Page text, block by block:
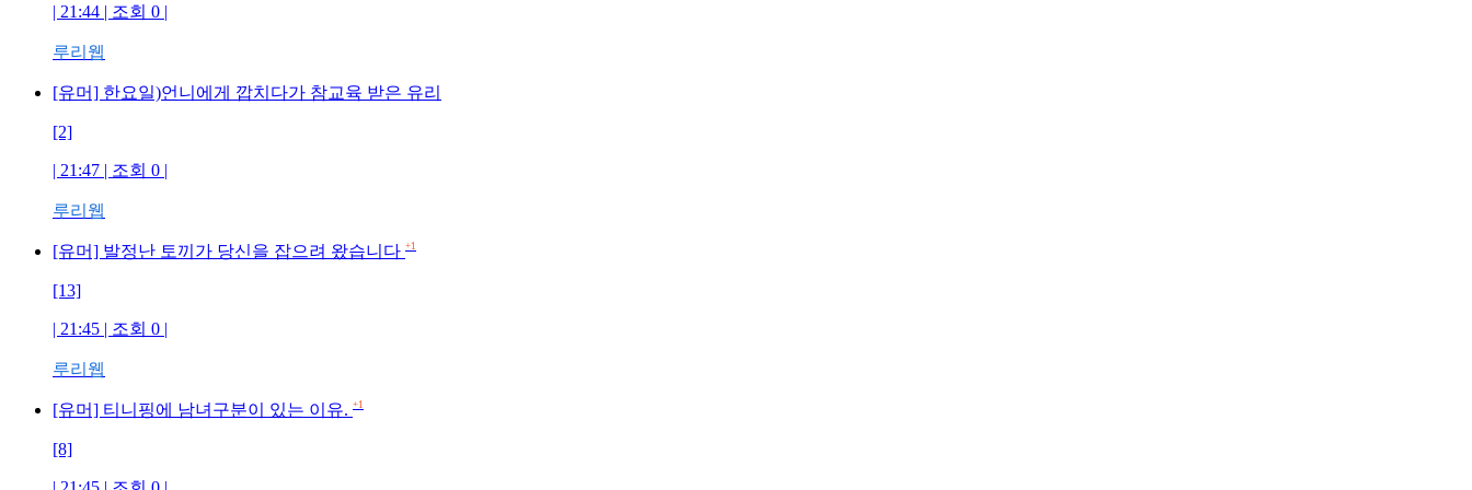
| 21:44 | 조회 0 |
루리웹
[유머] 한요일)언니에게 깝치다가 참교육 받은 유리
[2]
| 21:47 | 조회 0 |
루리웹
[유머] 발정난 토끼가 당신을 잡으려 왔습니다 +1
[13]
| 21:45 | 조회 0 |
루리웹
[유머] 티니핑에 남녀구분이 있는 이유. +1
[8]